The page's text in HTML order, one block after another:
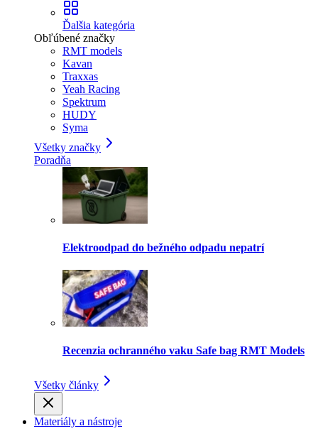
Ďalšia kategória
Obľúbené značky
RMT models
Kavan
Traxxas
Yeah Racing
Spektrum
HUDY
Syma
Všetky značky
Poradňa
Elektroodpad do bežného odpadu nepatrí
Recenzia ochranného vaku Safe bag RMT Models
Všetky články
Materiály a nástroje